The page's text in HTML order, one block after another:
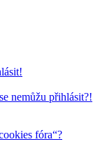
nemůžu přihlásit?!
fóra“?